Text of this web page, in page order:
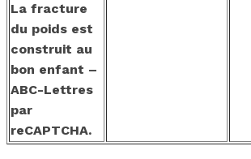
La fracture
du poids est
construit au
bon enfant –
ABC-Lettres
par
reCAPTCHA.